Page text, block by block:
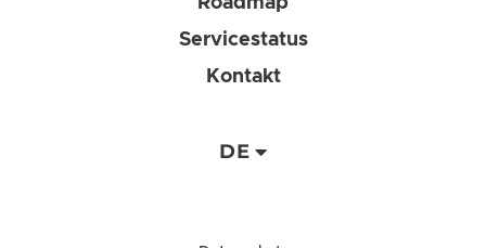
Servicestatus
Kontakt
DE